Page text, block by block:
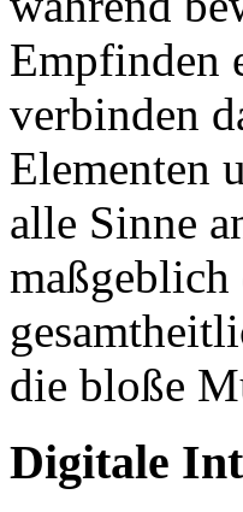
Empfinden
verbinden
Elementen
alle Sinne
maßgeblich
die bloße
Digitale